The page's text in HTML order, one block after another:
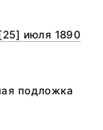
июля 1890
подложка